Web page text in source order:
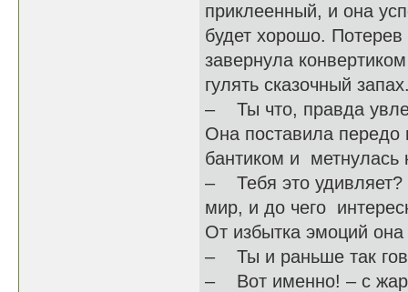
приклеенный, и она
будет хорошо.
завернула
гулять сказочный
– Ты что, правда
Она поставила передо
бантиком и метнулась
– Тебя это удивляет?
мир, и до чего
От избытка эмоций
– Ты и раньше так
– Вот именно! – с